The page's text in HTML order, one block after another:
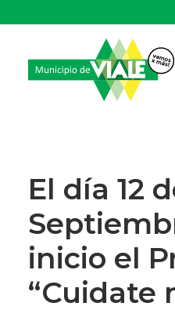
GOBIERNO
HCD
TRÁMITES Y SERVICIOS
CIUDAD
PARQUE INDUSTRIAL
El día 12
inicio el
“Cuidate